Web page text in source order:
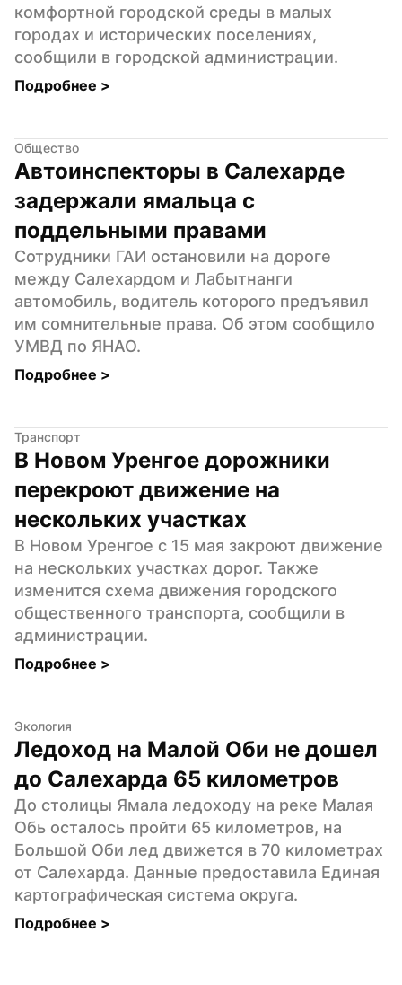
комфортной городской среды в малых
городах и исторических поселениях,
сообщили в городской администрации.
Подробнее >
Общество
Автоинспекторы в Салехарде
задержали ямальца с
поддельными правами
Сотрудники ГАИ остановили на дороге
между Салехардом и Лабытнанги
автомобиль, водитель которого предъявил
им сомнительные права. Об этом сообщило
УМВД по ЯНАО.
Подробнее >
Транспорт
В Новом Уренгое дорожники
перекроют движение на
нескольких участках
В Новом Уренгое с 15 мая закроют движение
на нескольких участках дорог. Также
изменится схема движения городского
общественного транспорта, сообщили в
администрации.
Подробнее >
Экология
Ледоход на Малой Оби не дошел
до Салехарда 65 километров
До столицы Ямала ледоходу на реке Малая
Обь осталось пройти 65 километров, на
Большой Оби лед движется в 70 километрах
от Салехарда. Данные предоставила Единая
картографическая система округа.
Подробнее >